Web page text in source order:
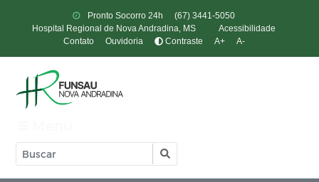
Pronto Socorro 24h
(67) 3441-5050
Hospital Regional de Nova Andradina, MS
Acessibilidade
Contato
Ouvidoria Contraste A+ A-